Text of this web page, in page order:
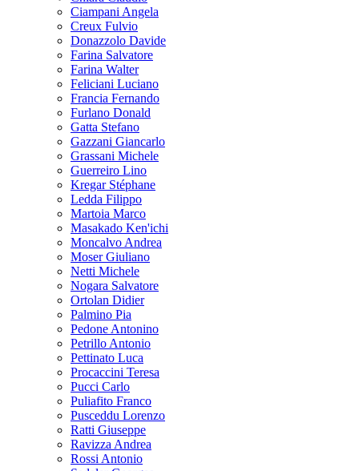
Ciampani Angela
Creux Fulvio
Donazzolo Davide
Farina Salvatore
Farina Walter
Feliciani Luciano
Francia Fernando
Furlano Donald
Gatta Stefano
Gazzani Giancarlo
Grassani Michele
Guerreiro Lino
Kregar Stéphane
Ledda Filippo
Martoia Marco
Masakado Ken'ichi
Moncalvo Andrea
Moser Giuliano
Netti Michele
Nogara Salvatore
Ortolan Didier
Palmino Pia
Pedone Antonino
Petrillo Antonio
Pettinato Luca
Procaccini Teresa
Pucci Carlo
Puliafito Franco
Pusceddu Lorenzo
Ratti Giuseppe
Ravizza Andrea
Rossi Antonio